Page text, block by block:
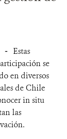
- Estas
se
en diversos
de Chile
in situ
las